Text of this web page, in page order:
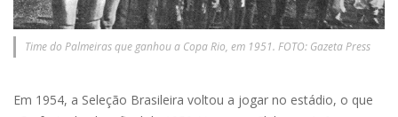
Time do Palmeiras que ganhou a Copa Rio, em 1951. FOTO: Gazeta Press
Em 1954, a Seleção Brasileira voltou a jogar no estádio, o que